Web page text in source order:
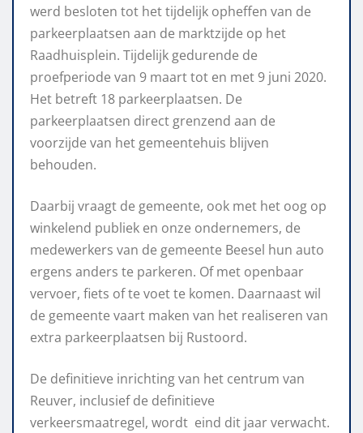
werd besloten tot het tijdelijk opheffen van de
parkeerplaatsen aan de marktzijde op het
Raadhuisplein. Tijdelijk gedurende de
proefperiode van 9 maart tot en met 9 juni 2020.
Het betreft 18 parkeerplaatsen. De
parkeerplaatsen direct grenzend aan de
voorzijde van het gemeentehuis blijven
behouden.
Daarbij vraagt de gemeente, ook met het oog op
winkelend publiek en onze ondernemers, de
medewerkers van de gemeente Beesel hun auto
ergens anders te parkeren. Of met openbaar
vervoer, fiets of te voet te komen. Daarnaast wil
de gemeente vaart maken van het realiseren van
extra parkeerplaatsen bij Rustoord.
De definitieve inrichting van het centrum van
Reuver, inclusief de definitieve
verkeersmaatregel, wordt eind dit jaar verwacht.